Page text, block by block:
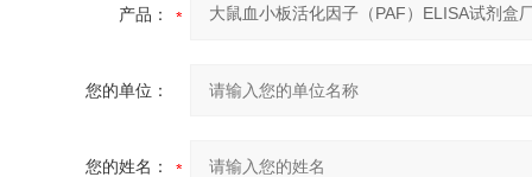
产品：
您的单位：
您的姓名：